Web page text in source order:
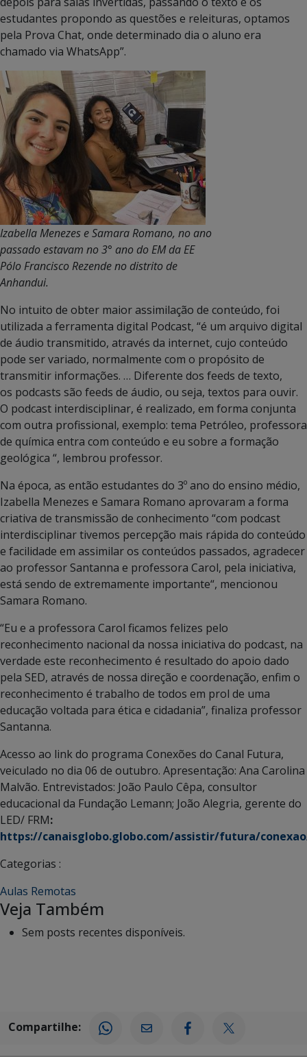
estudantes propondo as questões e releituras, optamos
pela Prova Chat, onde determinado dia o aluno era
chamado via WhatsApp”.
Izabella Menezes e Samara Romano, no ano
passado estavam no 3° ano do EM da EE
Pólo Francisco Rezende no distrito de
Anhandui.
No intuito de obter maior assimilação de conteúdo, foi
utilizada a ferramenta digital Podcast, “é um arquivo digital
de áudio transmitido, através da internet, cujo conteúdo
pode ser variado, normalmente com o propósito de
transmitir informações. … Diferente dos feeds de texto,
os podcasts são feeds de áudio, ou seja, textos para ouvir.
O podcast interdisciplinar, é realizado, em forma conjunta
com outra profissional, exemplo: tema Petróleo, professora
de química entra com conteúdo e eu sobre a formação
geológica “, lembrou professor.
Na época, as então estudantes do 3º ano do ensino médio,
Izabella Menezes e Samara Romano aprovaram a forma
criativa de transmissão de conhecimento “com podcast
interdisciplinar tivemos percepção mais rápida do conteúdo
e facilidade em assimilar os conteúdos passados, agradecer
ao professor Santanna e professora Carol, pela iniciativa,
está sendo de extremamente importante“, mencionou
Samara Romano.
“Eu e a professora Carol ficamos felizes pelo
reconhecimento nacional da nossa iniciativa do podcast, na
verdade este reconhecimento é resultado do apoio dado
pela SED, através de nossa direção e coordenação, enfim o
reconhecimento é trabalho de todos em prol de uma
educação voltada para ética e cidadania”, finaliza professor
Santanna.
Acesso ao link do programa Conexões do Canal Futura,
veiculado no dia 06 de outubro. Apresentação: Ana Carolina
Malvão. Entrevistados: João Paulo Cêpa, consultor
educacional da Fundação Lemann; João Alegria, gerente do
LED/ FRM:
https://canaisglobo.globo.com/assistir/futura/
Categorias :
Aulas Remotas
Veja Também
Sem posts recentes disponíveis.
Compartilhe: